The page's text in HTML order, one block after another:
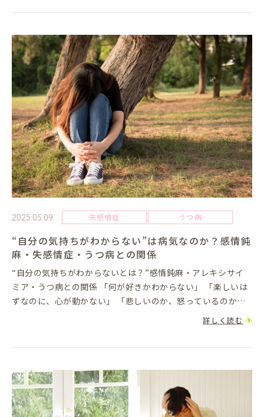
2025.05.09 失感情症 うつ病
“自分の気持ちがわからない”は病気なのか？感情鈍
麻・失感情症・うつ病との関係
“自分の気持ちがわからないとは？”感情鈍麻・アレキシサイ
ミア・うつ病との関係 「何が好きかわからない」 「楽しいは
ずなのに、心が動かない」 「悲しいのか、怒っているのか、
自分でも判断できない」こうした“自分の気持ちがわからな
詳しく読む